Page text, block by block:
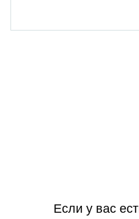
Если у вас